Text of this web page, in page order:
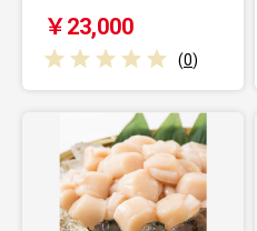
￥23,000
(0)